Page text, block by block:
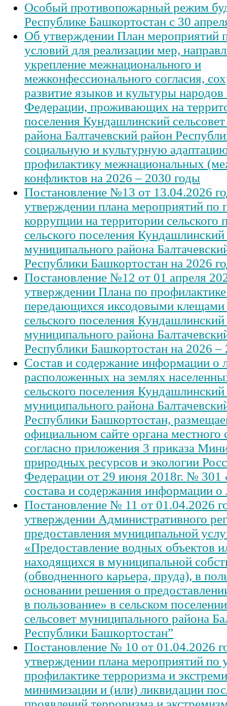
Особый противопожарный режим
Республике Башкортостан с 30
Об утверждении План мероприятий
условий для реализации мер,
укрепление межнационального и
межконфессионального согласия,
развитие языков и культуры
Федерации, проживающих на
поселения Кундашлинский
района Балтачевский район
социальную и культурную
профилактику межнациональных
конфликтов на 2026 – 2030 годы
Постановление №13 от 13.04.2026
утверждении плана мероприятий по
коррупции на территории сельского
сельского поселения Кундашлинский
муниципального района
Республики Башкортостан на 2026
Постановление №12 от 01 апреля
утверждении Плана по
передающихся иксодовыми клещами
сельского поселения Кундашлинский
муниципального района
Республики Башкортостан на 2026 –
Состав и содержание информации о
расположенных на землях
сельского поселения Кундашлинский
муниципального района
Республики Башкортостан,
официальном сайте органа местного
согласно приложения 3 приказа
природных ресурсов и экологии
Федерации от 29 июня 2018г. № 301
состава и содержания информации о
Постановление № 11 от 01.04.2026
утверждении Административного
предоставления муниципальной
«Предоставление водных объектов
находящихся в муниципальной
(обводненного карьера, пруда), в
основании решения о
в пользование» в сельском
сельсовет муниципального района
Республики Башкортостан”
Постановление № 10 от 01.04.2026
утверждении плана мероприятий по
профилактике терроризма и
минимизации и (или) ликвидации